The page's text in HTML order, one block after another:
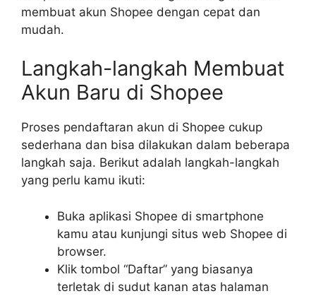
membuat akun Shopee dengan cepat dan
mudah.
Langkah-langkah Membuat
Akun Baru di Shopee
Proses pendaftaran akun di Shopee cukup
sederhana dan bisa dilakukan dalam beberapa
langkah saja. Berikut adalah langkah-langkah
yang perlu kamu ikuti:
Buka aplikasi Shopee di smartphone
kamu atau kunjungi situs web Shopee di
browser.
Klik tombol “Daftar” yang biasanya
terletak di sudut kanan atas halaman